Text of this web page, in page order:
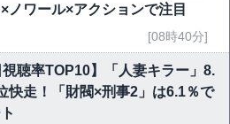
ノワール×アクションで注目
[08時40分]
視聴率TOP10】「人妻キラー」8.
快走！「財閥×刑事2」は6.1％で